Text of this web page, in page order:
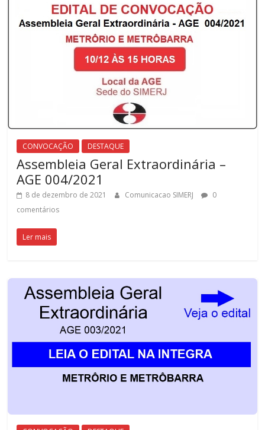
CONVOCAÇÃO DESTAQUE
Assembleia Geral Extraordinária –
AGE 004/2021
8 de dezembro de 2021 Comunicacao SIMERJ
0
comentários
Ler mais